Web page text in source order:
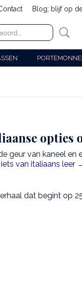
Blog; blijf op
opties
geur van kaneel en
iets van italiaans leer
dat begint op